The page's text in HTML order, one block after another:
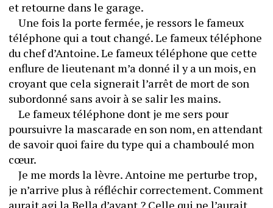
	Une fois la porte fermée, je ressors le fameux
téléphone qui a tout changé. Le fameux téléphone
du chef d’Antoine. Le fameux téléphone que cette
enflure de lieutenant m’a donné il y a un mois, en
croyant que cela signerait l’arrêt de mort de son
	Le fameux téléphone dont je me sers pour
poursuivre la mascarade en son nom, en attendant
de savoir quoi faire du type qui a chamboulé mon
cœur.
	Je me mords la lèvre. Antoine me perturbe trop,
je n’arrive plus à réfléchir correctement. Comment
aurait agi la Bella d’avant ? Celle qui ne l’aurait